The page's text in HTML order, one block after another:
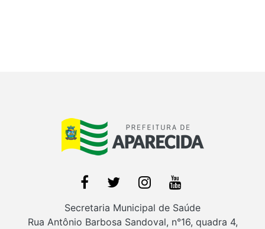
Secretaria Municipal de Saúde
Rua Antônio Barbosa Sandoval, n°16, quadra 4,